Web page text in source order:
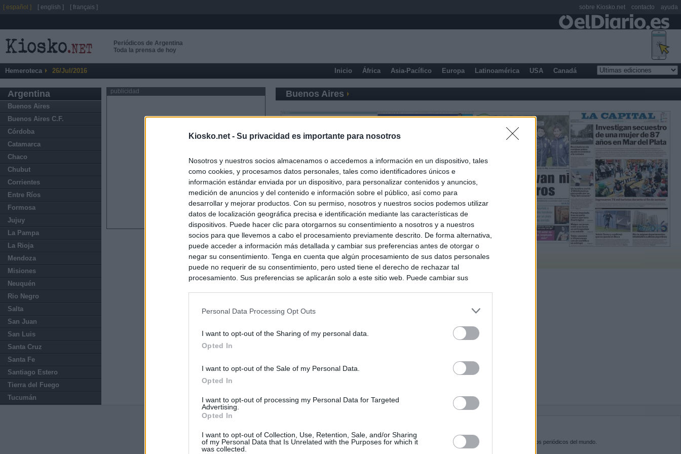
Kiosko.net - Su privacidad es importante para nosotros
Nosotros y nuestros socios almacenamos o accedemos a información en un dispositivo, tales
como cookies, y procesamos datos personales, tales como identificadores únicos e
información estándar enviada por un dispositivo, para personalizar contenidos y anuncios,
medición de anuncios y del contenido e información sobre el público, así como para
desarrollar y mejorar productos. Con su permiso, nosotros y nuestros socios podemos utilizar
datos de localización geográfica precisa e identificación mediante las características de
dispositivos. Puede hacer clic para otorgarnos su consentimiento a nosotros y a nuestros
socios para que llevemos a cabo el procesamiento previamente descrito. De forma alternativa,
puede acceder a información más detallada y cambiar sus preferencias antes de otorgar o
negar su consentimiento. Tenga en cuenta que algún procesamiento de sus datos personales
puede no requerir de su consentimiento, pero usted tiene el derecho de rechazar tal
procesamiento. Sus preferencias se aplicarán solo a este sitio web. Puede cambiar sus
Personal Data Processing Opt Outs
I want to opt-out of the Sharing of my personal data.
Opted In
I want to opt-out of the Sale of my Personal Data.
Opted In
I want to opt-out of processing my Personal Data for Targeted
Advertising.
Opted In
I want to opt-out of Collection, Use, Retention, Sale, and/or Sharing
of my Personal Data that Is Unrelated with the Purposes for which it
was collected.
Periódicos de Argentina
Toda la prensa de hoy
Hemeroteca 26/Jul/2016 Inicio África Asia-Pacífico Europa Latinoamérica USA Canadá
Argentina
Buenos Aires
Buenos Aires C.F.
Córdoba
Catamarca
Chaco
Chubut
Corrientes
Entre Ríos
Formosa
Jujuy
La Pampa
La Rioja
Mendoza
Misiones
Neuquén
Rio Negro
Salta
San Juan
San Luis
Santa Cruz
Santa Fe
Santiago Estero
Tierra del Fuego
Tucumán
publicidad Buenos Aires
Últimas noticias
El consejero al que Ayuso señaló por la compra del ático: "Lo que no se dice es
que Madrid no tiene residencia oficial para la presidenta"
Kiosko.net es la puerta de entrada a los periódicos del mundo.
[ español ] [ english ] [ français ] sobre Kiosko.net contacto ayuda